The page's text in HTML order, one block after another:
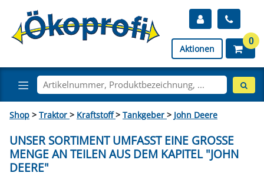
Aktionen
0
Shop > Traktor > Kraftstoff> Tankgeber > John Deere
UNSER SORTIMENT UMFASST EINE GROSSE M
ENGE AN TEILEN AUS DEM KAPITEL "JOHN D
EERE"